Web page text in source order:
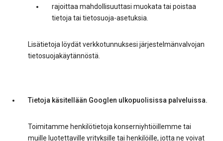
rajoittaa mahdollisuuttasi muokata tai poistaa
tietoja tai tietosuoja-asetuksia.
Lisätietoja löydät verkkotunnuksesi järjestelmänvalvojan
tietosuojakäytännöstä.
Tietoja käsitellään Googlen ulkopuolisissa palveluissa.
Toimitamme henkilötietoja konserniyhtiöillemme tai
muille luotettaville yrityksille tai henkilöille, jotta ne voivat